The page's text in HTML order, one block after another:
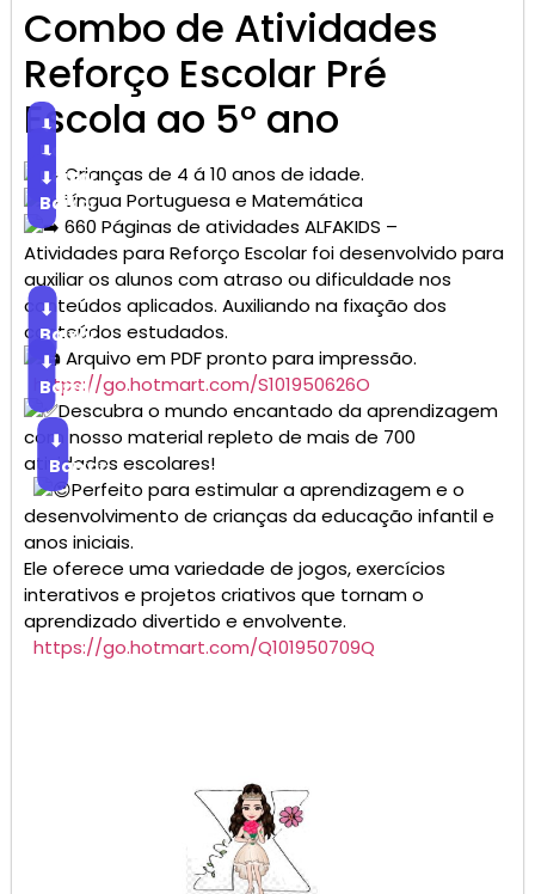
Combo de Atividades
Reforço Escolar Pré
Escola ao 5° ano
⬇
Baixar
Crianças de 4 á 10 anos de idade.
⬇
Baixar
Língua Portuguesa e Matemática
⬇
Baixar
660 Páginas de atividades ALFAKIDS –
Atividades para Reforço Escolar foi desenvolvido para
auxiliar os alunos com atraso ou dificuldade nos
conteúdos aplicados. Auxiliando na fixação dos
conteúdos estudados.
⬇
Baixar
Arquivo em PDF pronto para impressão.
https://go.hotmart.com/S101950626O
⬇
Baixar
Descubra o mundo encantado da aprendizagem
com nosso material repleto de mais de 700
atividades escolares!
⬇
Baixar
Perfeito para estimular a aprendizagem e o
desenvolvimento de crianças da educação infantil e
anos iniciais.
Ele oferece uma variedade de jogos, exercícios
interativos e projetos criativos que tornam o
aprendizado divertido e envolvente.
https://go.hotmart.com/Q101950709Q